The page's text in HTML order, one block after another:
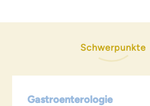
Schwerpunkte
Gastro­enterologie